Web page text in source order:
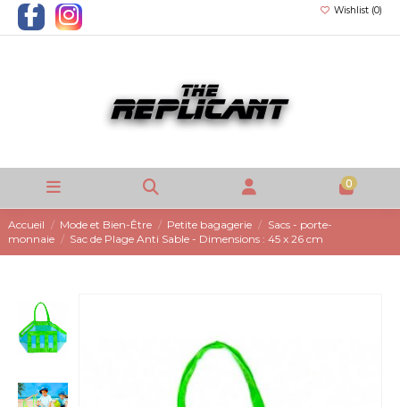
Wishlist (0)
0
Accueil Mode et Bien-Être Petite bagagerie
Sacs - porte-
monnaie
Sac de Plage Anti Sable - Dimensions : 45 x 26 cm